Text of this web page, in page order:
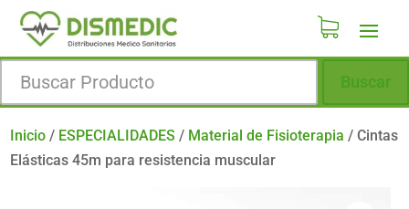
Buscar
Inicio / ESPECIALIDADES / Material de Fisioterapia /Cintas
Elásticas 45m para resistencia muscular